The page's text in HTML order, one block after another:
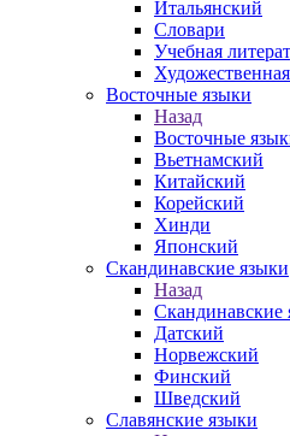
Итальянский
Словари
Учебная
Восточные языки
Назад
Восточные
Вьетнамский
Китайский
Корейский
Хинди
Японский
Скандинавские языки
Назад
Скандинавские
Датский
Норвежский
Финский
Шведский
Славянские языки